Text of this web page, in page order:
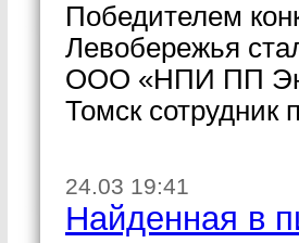
Победителем
Левобережья
ООО «НПИ ПП
Томск сотрудник
24.03 19:41
Найденная в